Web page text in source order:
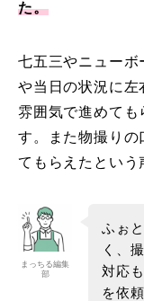
た。
七五三やニューボ
や当日の状況に左
雰囲気で進めても
す。また物撮りの
てもらえたという
まっちる編集
部
ふぉ
く、
対応
を依